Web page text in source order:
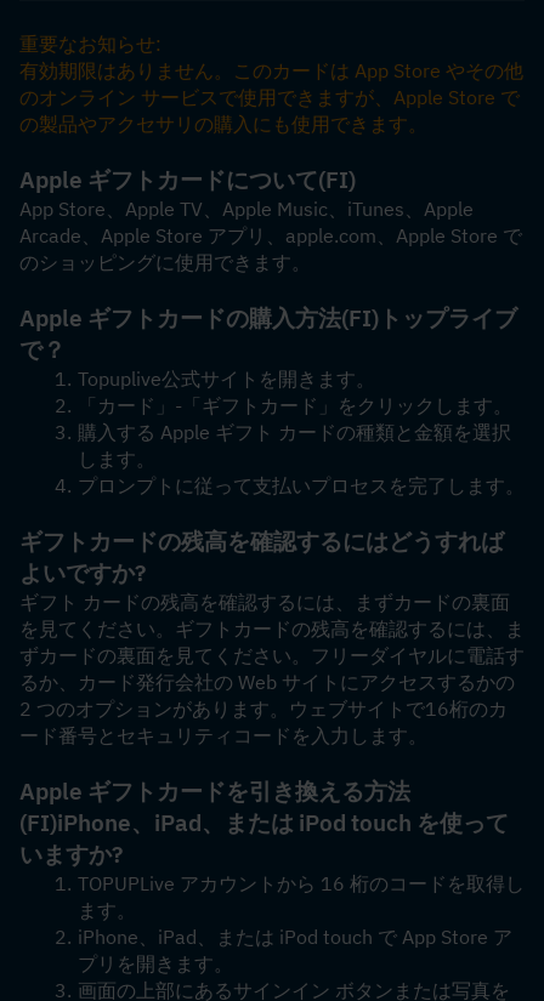
重要なお知らせ:
有効期限はありません。このカードは App Store やその他
のオンライン サービスで使用できますが、Apple Store で
の製品やアクセサリの購入にも使用できます。
Apple ギフトカードについて(FI)
App Store、Apple TV、Apple Music、iTunes、Apple
Arcade、Apple Store アプリ、apple.com、Apple Store で
のショッピングに使用できます。
Apple ギフトカードの購入方法(FI) トップライブ
で？
Topuplive公式サイトを開きます。
「カード」-「ギフトカード」をクリックします。
購入する Apple ギフト カードの種類と金額を選択
します。
プロンプトに従って支払いプロセスを完了します。
ギフトカードの残高を確認するにはどうすれば
よいですか?
ギフト カードの残高を確認するには、まずカードの裏面
を見てください。ギフトカードの残高を確認するには、ま
ずカードの裏面を見てください。フリーダイヤルに電話す
るか、カード発行会社の Web サイトにアクセスするかの
2 つのオプションがあります。ウェブサイトで16桁のカ
ード番号とセキュリティコードを入力します。
Apple ギフトカードを引き換える方法
(FI)iPhone、iPad、または iPod touch を使って
いますか?
TOPUPLive アカウントから 16 桁のコードを取得し
ます。
iPhone、iPad、または iPod touch で App Store ア
プリを開きます。
画面の上部にあるサインイン ボタンまたは写真を